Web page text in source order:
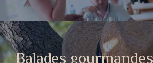
Balades gourmandes